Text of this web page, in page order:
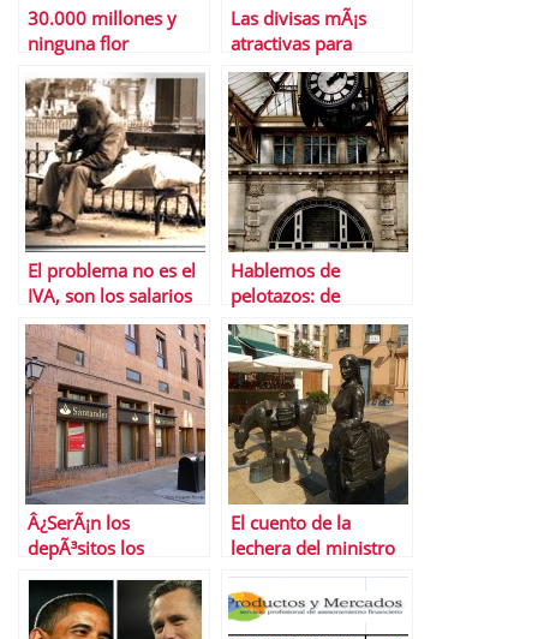
30.000 millones y
ninguna flor
Las divisas mÃ¡s
atractivas para
esquivar la crisis
El problema no es el
IVA, son los salarios
Hablemos de
pelotazos: de
Eurovegas a Waterloo
Â¿SerÃ¡n los
depÃ³sitos los
grandes
protagonistas del
otoÃ±o?
El cuento de la
lechera del ministro
Montoro